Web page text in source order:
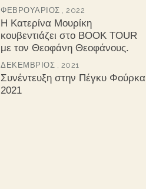
ΦΕΒΡΟΥΆΡΙΟΣ , 2022
Η Κατερίνα Μουρίκη
κουβεντιάζει στο BOOK TOUR
με τον Θεοφάνη Θεοφάνους.
ΔΕΚΈΜΒΡΙΟΣ , 2021
Συνέντευξη στην Πέγκυ Φούρκα
2021